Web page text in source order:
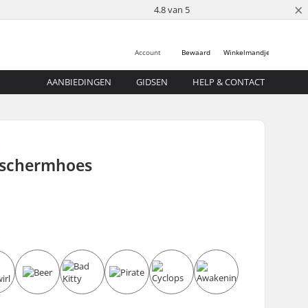
4.8 van 5 ×
Winkelmandje
Bewaard
Account
AANBIEDINGEN GIDSEN HELP & CONTACT